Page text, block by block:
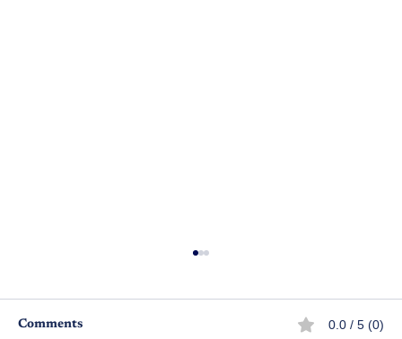
Comments 0.0 / 5 (0)